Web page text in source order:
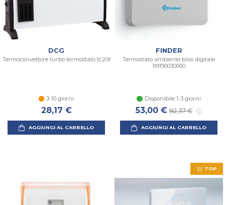
DCG
Termoconvettore turbo termostato tc20t
3-10 giorni
28,17 €
AGGIUNGI AL CARRELLO
FINDER
Termostato ambiente bliss digitale
1t9190030000
Disponibile 1-3 giorni
53,00 € 92,37 €
AGGIUNGI AL CARRELLO
TOP